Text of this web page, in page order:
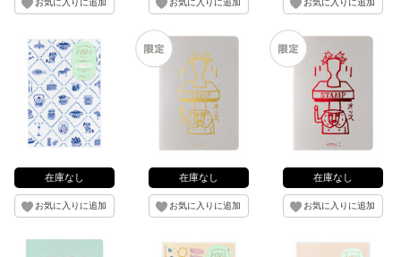
在庫なし 在庫なし 在庫なし